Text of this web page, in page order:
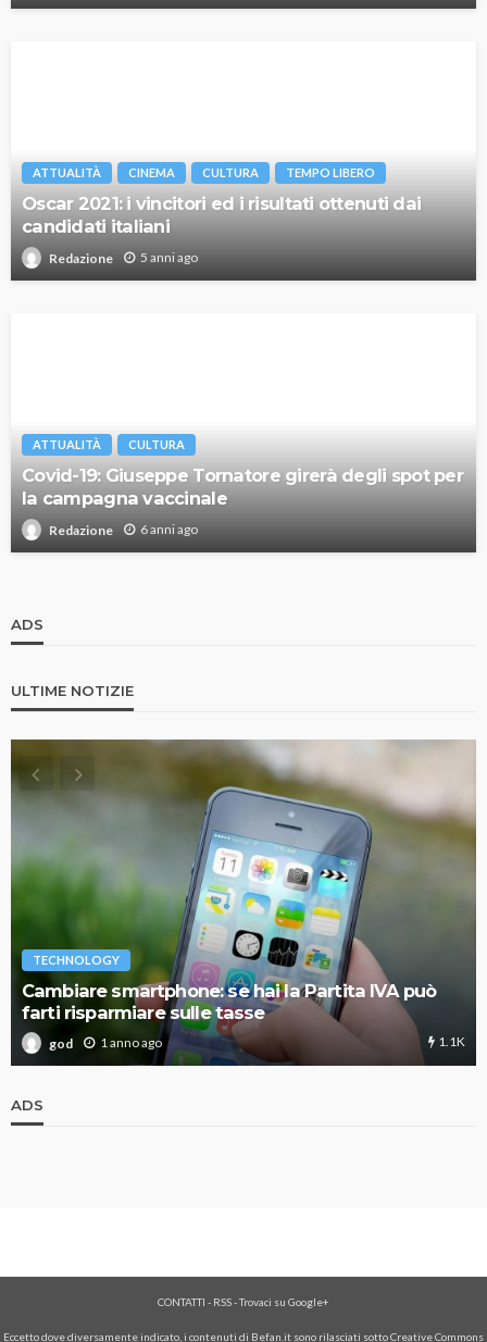
ATTUALITÀ CINEMA CULTURA TEMPO LIBERO
Oscar 2021: i vincitori ed i risultati ottenuti dai
candidati italiani
Redazione 5 anni ago
ATTUALITÀ CULTURA
Covid-19: Giuseppe Tornatore girerà degli spot per
la campagna vaccinale
Redazione 6 anni ago
ADS
ULTIME NOTIZIE
TECHNOLOGY
Cambiare smartphone: se hai la Partita IVA può
farti risparmiare sulle tasse
god 1 anno ago 1.1K
ADS
CONTATTI - RSS-Trovaci su Google+
Eccetto dove diversamente indicato, i contenuti di Befan.it sono rilasciati sotto Creative Commons